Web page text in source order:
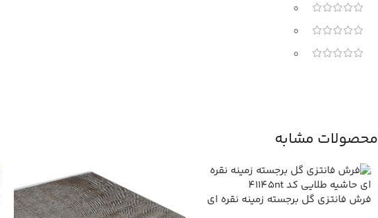
0
0
0
محصولات مشابه
فرش فانتزی گل برجسته زمینه نقره ای